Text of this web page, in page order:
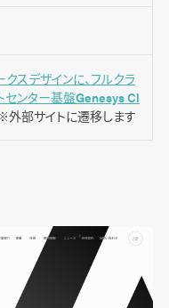
スデザインに、フルクラ
センター基盤Genesys Cl
外部サイトに遷移します